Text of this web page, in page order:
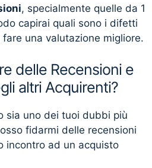
, specialmente quelle da 1
capirai quali sono i difetti
una valutazione migliore.
delle Recensioni e
altri Acquirenti?
sia uno dei tuoi dubbi più
fidarmi delle recensioni
incontro ad un acquisto